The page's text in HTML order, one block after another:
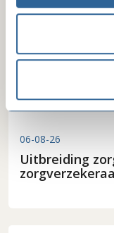
06-08-26
Uitbreiding